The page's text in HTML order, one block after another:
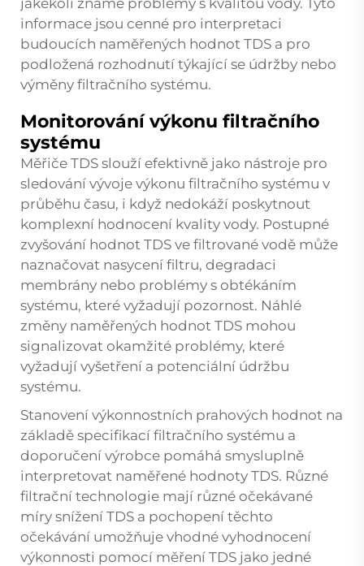
jakékoli známé problémy s kvalitou vody. Tyto
informace jsou cenné pro interpretaci
budoucích naměřených hodnot TDS a pro
podložená rozhodnutí týkající se údržby nebo
výměny filtračního systému.
Monitorování výkonu filtračního
systému
Měřiče TDS slouží efektivně jako nástroje pro
sledování vývoje výkonu filtračního systému v
průběhu času, i když nedokáží poskytnout
komplexní hodnocení kvality vody. Postupné
zvyšování hodnot TDS ve filtrované vodě může
naznačovat nasycení filtru, degradaci
membrány nebo problémy s obtékáním
systému, které vyžadují pozornost. Náhlé
změny naměřených hodnot TDS mohou
signalizovat okamžité problémy, které
vyžadují vyšetření a potenciální údržbu
systému.
Stanovení výkonnostních prahových hodnot na
základě specifikací filtračního systému a
doporučení výrobce pomáhá smysluplně
interpretovat naměřené hodnoty TDS. Různé
filtrační technologie mají různé očekávané
míry snížení TDS a pochopení těchto
očekávání umožňuje vhodné vyhodnocení
výkonnosti pomocí měření TDS jako jedné